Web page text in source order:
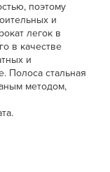
поэтому
и
легок в
в качестве
и
Полоса стальная
методом,